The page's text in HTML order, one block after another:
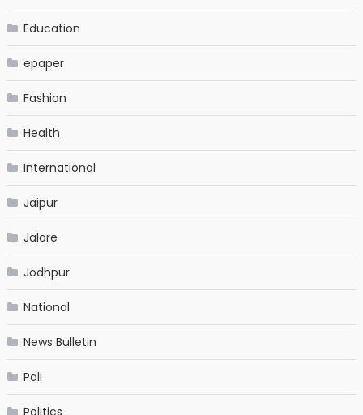
Education
epaper
Fashion
Health
International
Jaipur
Jalore
Jodhpur
National
News Bulletin
Pali
Politics